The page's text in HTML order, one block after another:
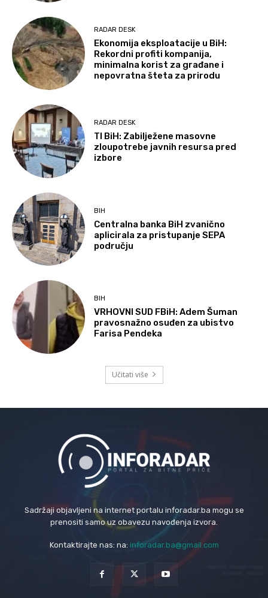
RADAR DESK
Ekonomija eksploatacije u BiH:
Rekordni profiti kompanija,
minimalna korist za građane i
nepovratna šteta za prirodu
RADAR DESK
TI BiH: Zabilježene masovne
zloupotrebe javnih resursa pred
izbore
BIH
Centralna banka BiH zvanično
aplicirala za pristupanje SEPA
području
BIH
VRHOVNI SUD FBiH: Adem Šuman
pravosnažno osuđen za ubistvo
Farisa Pendeka
Učitati više
Sadržaji objavljeni na internet portalu inforadar.ba mogu se
prenositi samo uz obavezu navođenja izvora.
Kontaktirajte nas: na: inforadar.ba@gmail.com